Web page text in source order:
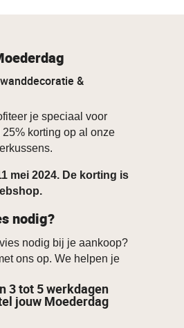
&
je speciaal voor
korting op al onze
mei 2024. De korting is
nodig?
nodig bij je aankoop?
ons op. We helpen je
3 tot 5 werkdagen
jouw Moederdag